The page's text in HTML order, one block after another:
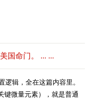
国命门。 ... ...
辑，全在这篇内容里。
键微量元素），就是普通